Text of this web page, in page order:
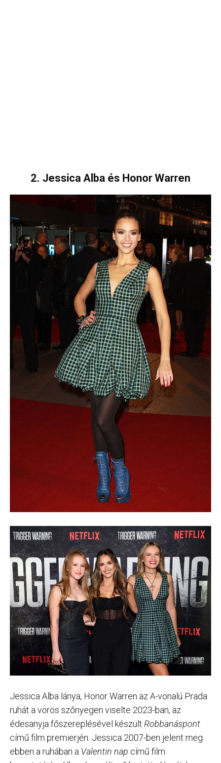
2. Jessica Alba és Honor Warren
Jessica Alba lánya, Honor Warren az A-vonalú Prada
ruhát a vörös szőnyegen viselte 2023-ban, az
édesanyja főszereplésével készült Robbanáspont
című film premierjén. Jessica 2007-ben jelent meg
ebben a ruhában a Valentin nap című film